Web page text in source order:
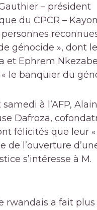
– président
du CPCR –
génocide », dont
et Ephrem
le banquier du
samedi à l’AFP,
Dafroza,
félicités que leur
de l’ouverture
s’intéresse à M.
rwandais a fait